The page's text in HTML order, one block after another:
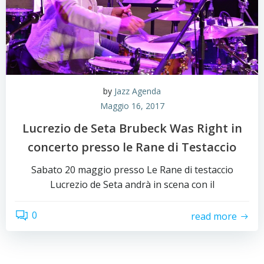
by Jazz Agenda
Maggio 16, 2017
Lucrezio de Seta Brubeck Was Right in
concerto presso le Rane di Testaccio
Sabato 20 maggio presso Le Rane di testaccio
Lucrezio de Seta andrà in scena con il
0 read more